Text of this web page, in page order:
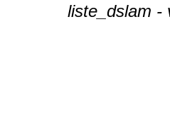
liste_dslam -